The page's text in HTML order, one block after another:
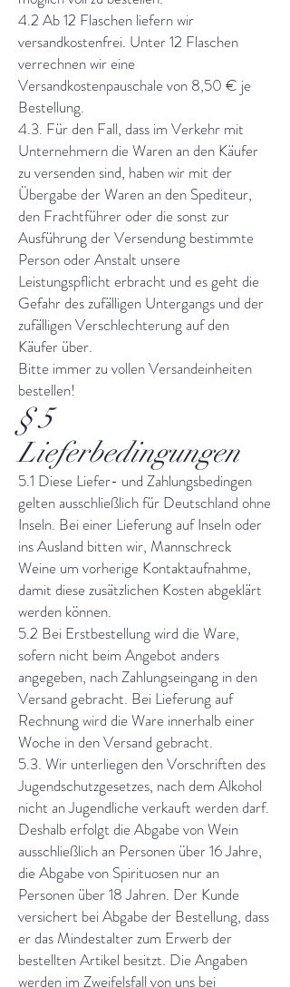
4.2 Ab 12 Flaschen liefern wir
versandkostenfrei. Unter 12 Flaschen
verrechnen wir eine
Versandkostenpauschale von 8,50 € je
Bestellung.
4.3. Für den Fall, dass im Verkehr mit
Unternehmern die Waren an den Käufer
zu versenden sind, haben wir mit der
Übergabe der Waren an den Spediteur,
den Frachtführer oder die sonst zur
Ausführung der Versendung bestimmte
Person oder Anstalt unsere
Leistungspflicht erbracht und es geht die
Gefahr des zufälligen Untergangs und der
zufälligen Verschlechterung auf den
Käufer über.
Bitte immer zu vollen Versandeinheiten
bestellen!
§ 5
Lieferbedingungen
5.1 Diese Liefer- und Zahlungsbedingen
gelten ausschließlich für Deutschland ohne
Inseln. Bei einer Lieferung auf Inseln oder
ins Ausland bitten wir, Mannschreck
Weine um vorherige Kontaktaufnahme,
damit diese zusätzlichen Kosten abgeklärt
werden können.
5.2 Bei Erstbestellung wird die Ware,
sofern nicht beim Angebot anders
angegeben, nach Zahlungseingang in den
Versand gebracht. Bei Lieferung auf
Rechnung wird die Ware innerhalb einer
Woche in den Versand gebracht.
5.3. Wir unterliegen den Vorschriften des
Jugendschutzgesetzes, nach dem Alkohol
nicht an Jugendliche verkauft werden darf.
Deshalb erfolgt die Abgabe von Wein
ausschließlich an Personen über 16 Jahre,
die Abgabe von Spirituosen nur an
Personen über 18 Jahren. Der Kunde
versichert bei Abgabe der Bestellung, dass
er das Mindestalter zum Erwerb der
bestellten Artikel besitzt. Die Angaben
werden im Zweifelsfall von uns bei